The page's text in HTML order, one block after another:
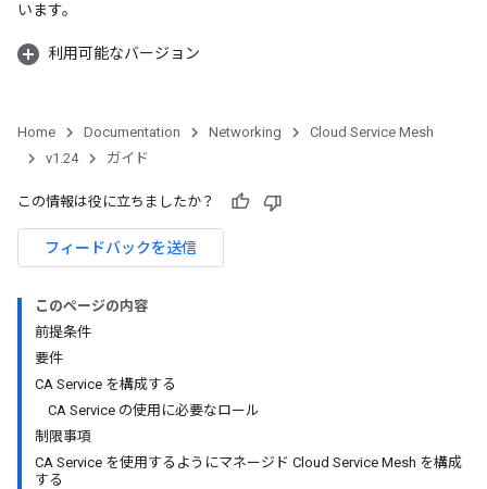
います。
利用可能なバージョン
Home Documentation Networking
Cloud Service Mesh
v1.24
ガイド
この情報は役に立ちましたか？
フィードバックを送信
このページの内容
前提条件
要件
CA Service を構成する
CA Service の使用に必要なロール
制限事項
CA Service を使用するようにマネージド Cloud Service Mesh を構成
する